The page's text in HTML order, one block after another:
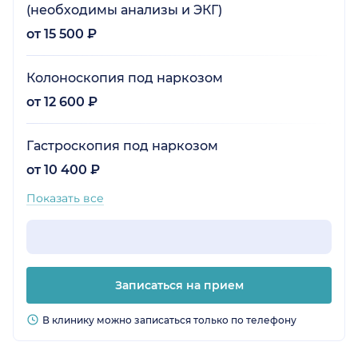
(необходимы анализы и ЭКГ)
от 15 500 ₽
Колоноскопия под наркозом
от 12 600 ₽
Гастроскопия под наркозом
от 10 400 ₽
Показать все
Записаться на прием
В клинику можно записаться только по телефону